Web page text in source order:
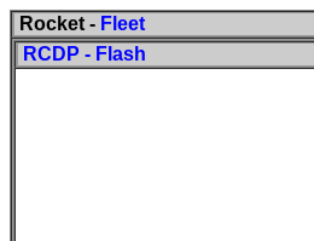
Rocket - Fleet
RCDP - Flash